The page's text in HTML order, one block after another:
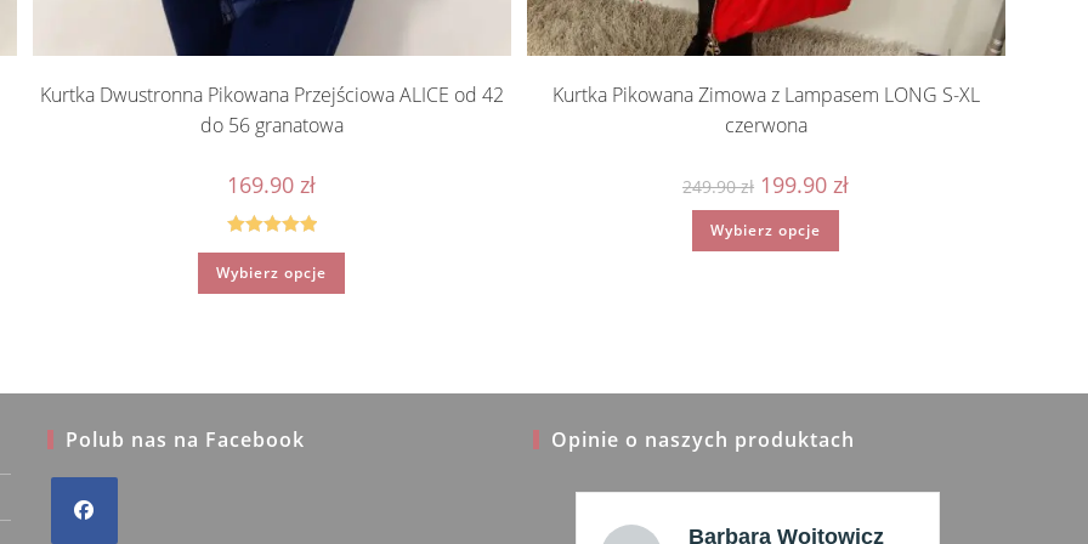
Kurtka Dwustronna Pikowana Przejściowa ALICE od 42
do 56 granatowa
169.90zł
Oceniono
5.00na 5
Wybierz opcje
Ten
ma
na
Kurtka Pikowana Zimowa z Lampasem LONG S-XL
czerwona
249.90zł Pierwotna
cena
wynosiła:
249.90 zł.
199.90złAktualna
Wybierz opcje
Ten
ma
Polub nas na Facebook Opinie o naszych produktach
Stefańska Barbara Wojtowicz